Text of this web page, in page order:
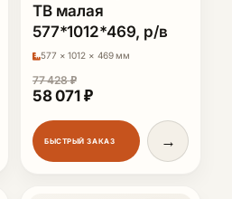
85 158 ₽.
63 869 ₽.
ТВ малая
577*1012*469, р/в
577 × 1012 × 469 мм
77 428₽
Первоначальная цена
58 071 ₽Текущая цена: 58
БЫСТРЫЙ ЗАКАЗ →